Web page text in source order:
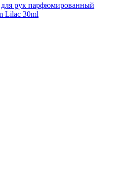
рук парфюмированный
Lilac 30ml